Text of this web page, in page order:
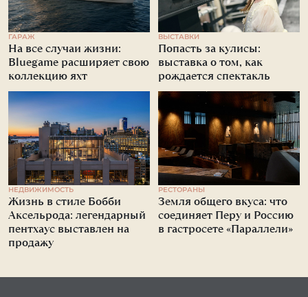
ГАРАЖ
На все случаи жизни:
Bluegame расширяет свою
коллекцию яхт
ВЫСТАВКИ
Попасть за кулисы:
выставка о том, как
рождается спектакль
НЕДВИЖИМОСТЬ
Жизнь в стиле Бобби
Аксельрода: легендарный
пентхаус выставлен на
продажу
РЕСТОРАНЫ
Земля общего вкуса: что
соединяет Перу и Россию
в гастросете «Параллели»